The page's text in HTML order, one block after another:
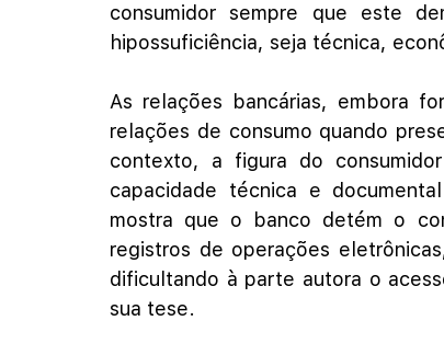
consumidor sempre que este
hipossuficiência, seja técnica,
As relações bancárias, embora
relações de consumo quando
contexto, a figura do
capacidade técnica e
mostra que o banco detém o
registros de operações
dificultando à parte autora o
sua tese.